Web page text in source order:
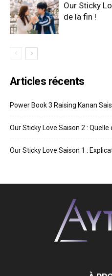
Our Sticky
de la fin !
Articles récents
Power Book 3 Raising Kanan
Our Sticky Love Saison 2 :
Our Sticky Love Saison 1 :